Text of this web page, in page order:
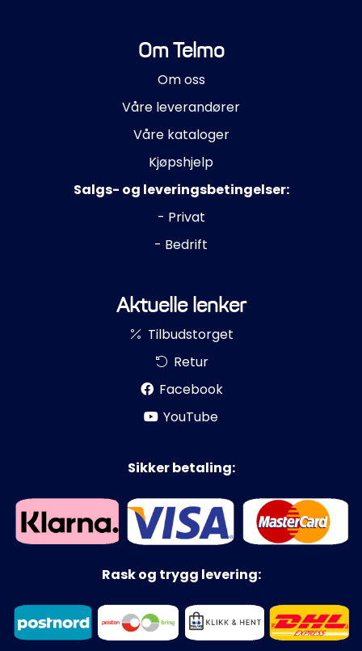
Om Telmo
Om oss
Våre leverandører
Våre kataloger
Kjøpshjelp
Salgs- og leveringsbetingelser:
- Privat
- Bedrift
Aktuelle lenker
Tilbudstorget
Retur
Facebook
YouTube
Sikker betaling:
Rask og trygg levering: